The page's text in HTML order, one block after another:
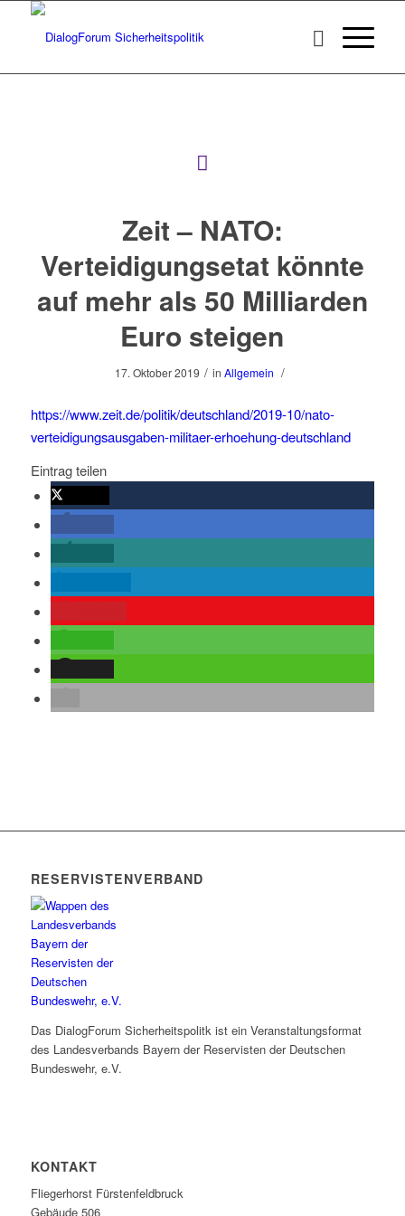
Zeit – NATO:
Verteidigungsetat könnte
auf mehr als 50 Milliarden
Euro steigen
17. Oktober 2019 / inAllgemein /
https://www.zeit.de/politik/deutschland/2019-10/nato-
verteidigungsausgaben-militaer-erhoehung-deutschland
Eintrag teilen
RESERVISTENVERBAND
Das DialogForum Sicherheitspolitk ist ein Veranstaltungsformat
des Landesverbands Bayern der Reservisten der Deutschen
Bundeswehr, e.V.
KONTAKT
Fliegerhorst Fürstenfeldbruck
Gebäude 506